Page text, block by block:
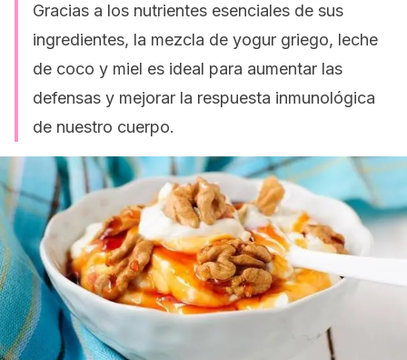
Gracias a los nutrientes esenciales de sus
ingredientes, la mezcla de yogur griego, leche
de coco y miel es ideal para aumentar las
defensas y mejorar la respuesta inmunológica
de nuestro cuerpo.